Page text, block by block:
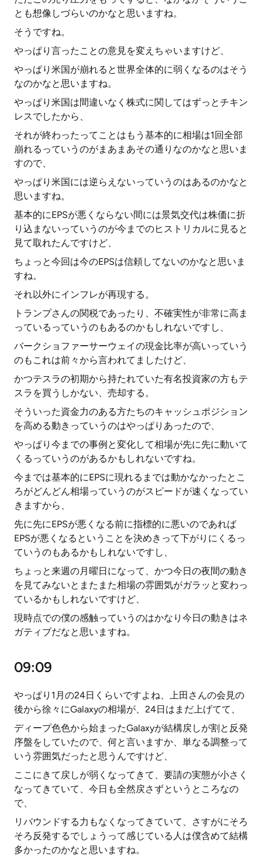
とも想像しづらいのかなと思いますね。
そうですね。
やっぱり言ったことの意見を変えちゃいますけど、
やっぱり米国が崩れると世界全体的に弱くなるのはそう
なのかなと思いますね。
やっぱり米国は間違いなく株式に関してはずっとチキン
レスでしたから、
それが終わったってことはもう基本的に相場は1回全部
崩れるっていうのがまあまあその通りなのかなと思いま
すので、
やっぱり米国には逆らえないっていうのはあるのかなと
思いますね。
基本的にEPSが悪くならない間には景気交代は株価に折
り込まないっていうのが今までのヒストリカルに見ると
見て取れたんですけど、
ちょっと今回は今のEPSは信頼してないのかなと思いま
すね。
それ以外にインフレが再現する。
トランプさんの関税であったり、不確実性が非常に高ま
っているっていうのもあるのかもしれないですし、
バークショファーサーウェイの現金比率が高いっていう
のもこれは前々から言われてましたけど、
かつテスラの初期から持たれていた有名投資家の方もテ
スラを買うしかない、売却する。
そういった資金力のある方たちのキャッシュポジション
を高める動きっていうのはやっぱりあったので、
やっぱり今までの事例と変化して相場が先に先に動いて
くるっていうのがあるかもしれないですね。
今までは基本的にEPSに現れるまでは動かなかったとこ
ろがどんどん相場っていうのがスピードが速くなってい
きますから、
先に先にEPSが悪くなる前に指標的に悪いのであれば
EPSが悪くなるということを決めきって下がりにくるっ
ていうのもあるかもしれないですし、
ちょっと来週の月曜日になって、かつ今日の夜間の動き
を見てみないとまたまた相場の雰囲気がガラッと変わっ
ているかもしれないですけど、
現時点での僕の感触っていうのはかなり今日の動きはネ
ガティブだなと思いますね。
09:09
やっぱり1月の24日くらいですよね、上田さんの会見の
後から徐々にGalaxyの相場が、24日はまだ上げてて、
ディープ色色から始まったGalaxyが結構戻しが割と反発
序盤をしていたので、何と言いますか、単なる調整って
いう雰囲気だったと思うんですけど、
ここにきて戻しが弱くなってきて、要請の実態が小さく
なってきていて、今日も全然戻さずというところなの
で、
リバウンドする力もなくなってきていて、さすがにそろ
そろ反発するでしょうって感じている人は僕含めて結構
多かったのかなと思いますね。